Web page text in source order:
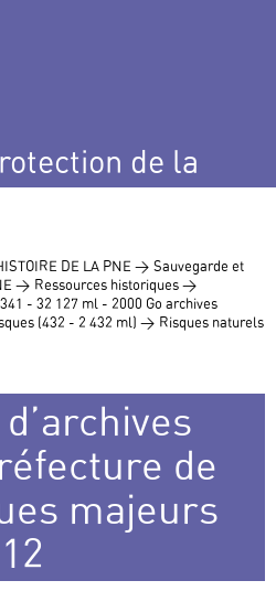
de la
DE LA PNE > Sauvegarde et
> Ressources historiques >
- 32 127 ml - 2000 Go archives
(432 - 2 432 ml) > Risques naturels
de
majeurs